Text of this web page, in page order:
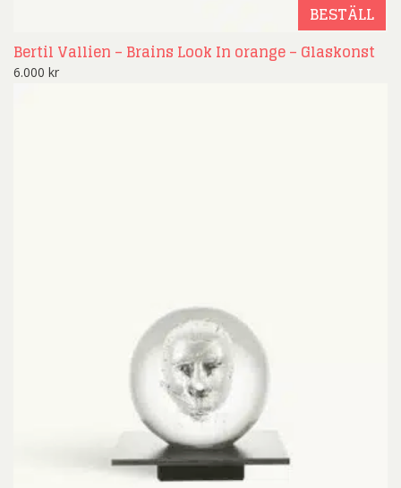
BESTÄLL
Bertil Vallien – Brains Look In orange – Glaskonst
6.000 kr